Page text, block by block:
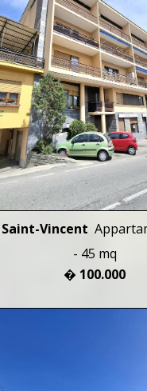
Saint-Vincent
- 45 mq
� 100.000